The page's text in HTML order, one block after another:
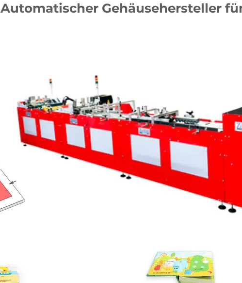
Automatischer Gehäusehersteller